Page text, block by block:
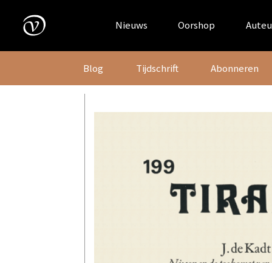
content
Nieuws Oorshop
Blog Tijdschrift Abonneren